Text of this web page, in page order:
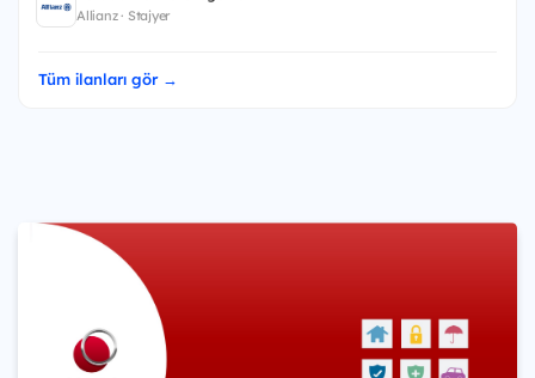
Allianz · Stajyer
Tüm ilanları gör →